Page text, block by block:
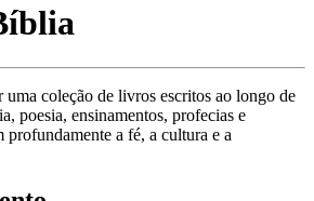
coleção de livros escritos ao longo de
poesia, ensinamentos, profecias e
profundamente a fé, a cultura e a